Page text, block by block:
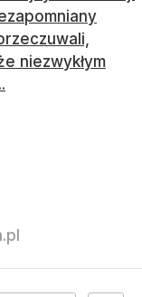
niezwykłym